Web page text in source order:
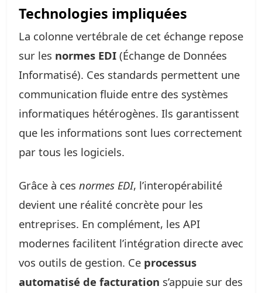
Technologies impliquées
La colonne vertébrale de cet échange repose
sur les normes EDI (Échange de Données
Informatisé). Ces standards permettent une
communication fluide entre des systèmes
informatiques hétérogènes. Ils garantissent
que les informations sont lues correctement
par tous les logiciels.
Grâce à ces normes EDI, l’interopérabilité
devient une réalité concrète pour les
entreprises. En complément, les API
modernes facilitent l’intégration directe avec
vos outils de gestion. Ce processus
automatisé de facturation s’appuie sur des